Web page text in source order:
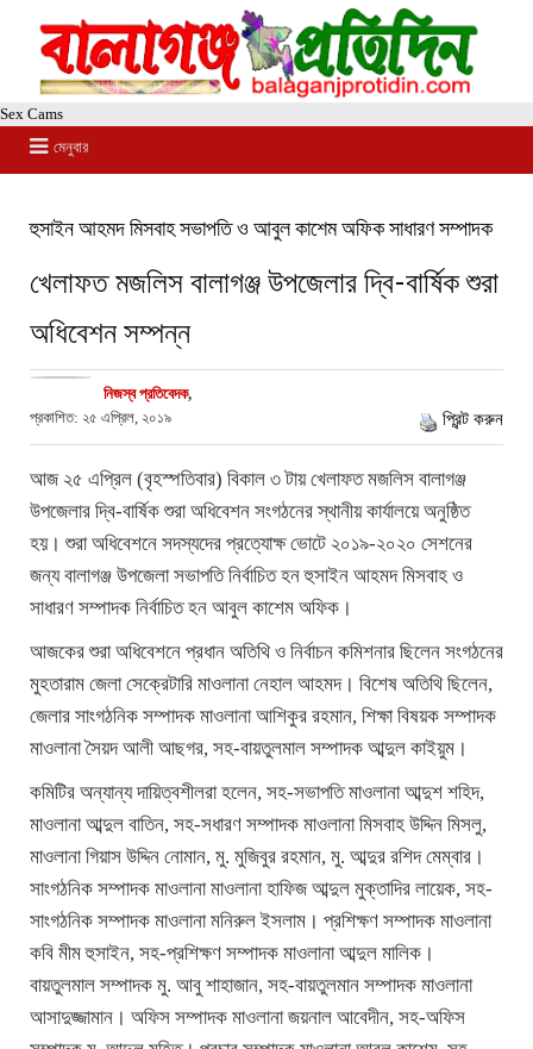
Sex Cams
মেনুবার
হুসাইন আহমদ মিসবাহ সভাপতি ও আবুল কাশেম অফিক সাধারণ সম্পাদক
খেলাফত মজলিস বালাগঞ্জ উপজেলার দ্বি-বার্ষিক শুরা
অধিবেশন সম্পন্ন
নিজস্ব প্রতিবেদক,
প্রকাশিত: ২৫ এপ্রিল, ২০১৯
প্রিন্ট করুন
আজ ২৫ এপ্রিল (বৃহস্পতিবার) বিকাল ৩ টায় খেলাফত মজলিস বালাগঞ্জ
উপজেলার দ্বি-বার্ষিক শুরা অধিবেশন সংগঠনের স্থানীয় কার্যালয়ে অনুষ্ঠিত
হয়। শুরা অধিবেশনে সদস্যদের প্রত্যোক্ষ ভোটে ২০১৯-২০২০ সেশনের
জন্য বালাগঞ্জ উপজেলা সভাপতি নির্বাচিত হন হুসাইন আহমদ মিসবাহ ও
সাধারণ সম্পাদক নির্বাচিত হন আবুল কাশেম অফিক।
আজকের শুরা অধিবেশনে প্রধান অতিথি ও নির্বাচন কমিশনার ছিলেন সংগঠনের
মুহতারাম জেলা সেক্রেটারি মাওলানা নেহাল আহমদ। বিশেষ অতিথি ছিলেন,
জেলার সাংগঠনিক সম্পাদক মাওলানা আশিকুর রহমান, শিক্ষা বিষয়ক সম্পাদক
মাওলানা সৈয়দ আলী আছগর, সহ-বায়তুলমাল সম্পাদক আব্দুল কাইয়ুম।
কমিটির অন্যান্য দায়িত্বশীলরা হলেন, সহ-সভাপতি মাওলানা আব্দুশ শহিদ,
মাওলানা আব্দুল বাতিন, সহ-সধারণ সম্পাদক মাওলানা মিসবাহ উদ্দিন মিসলু,
মাওলানা গিয়াস উদ্দিন নোমান, মু. মুজিবুর রহমান, মু. আব্দুর রশিদ মেম্বার।
সাংগঠনিক সম্পাদক মাওলানা মাওলানা হাফিজ আব্দুল মুক্তাদির লায়েক, সহ-
সাংগঠনিক সম্পাদক মাওলানা মনিরুল ইসলাম। প্রশিক্ষণ সম্পাদক মাওলানা
কবি মীম হুসাইন, সহ-প্রশিক্ষণ সম্পাদক মাওলানা আব্দুল মালিক।
বায়তুলমাল সম্পাদক মু. আবু শাহাজান, সহ-বায়তুলমান সম্পাদক মাওলানা
আসাদুজ্জামান। অফিস সম্পাদক মাওলানা জয়নাল আবেদীন, সহ-অফিস